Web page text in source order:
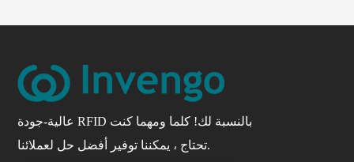
عالية-جودة RFID بالنسبة لك! كلما ومهما كنت
تحتاج ، يمكننا توفير أفضل حل لعملائنا.